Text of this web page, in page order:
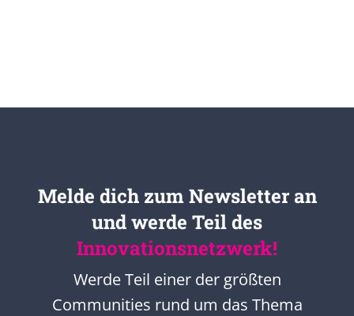
und werde Teil des
Innovationsnetzwerk!
Werde Teil einer der größten
Communities rund um das Thema
Innovation!